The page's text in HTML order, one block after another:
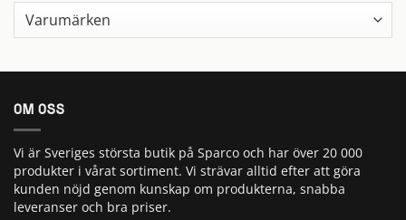
OM OSS
Vi är Sveriges största butik på Sparco och har över 20 000
produkter i vårat sortiment. Vi strävar alltid efter att göra
kunden nöjd genom kunskap om produkterna, snabba
leveranser och bra priser.